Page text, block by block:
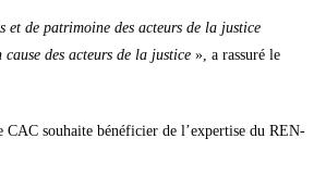
et de patrimoine des acteurs de la justice
des acteurs de la justice », a rassuré le
CAC souhaite bénéficier de l’expertise du REN-